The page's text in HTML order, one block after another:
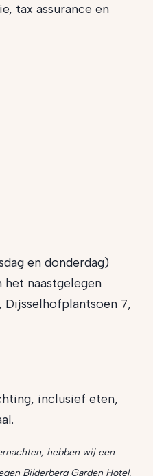
tax assurance en
en donderdag)
naastgelegen
7,
inclusief eten,
hebben wij een
Bilderberg Garden Hotel.